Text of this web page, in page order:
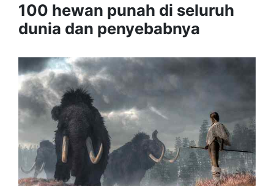
100 hewan punah di seluruh
dunia dan penyebabnya